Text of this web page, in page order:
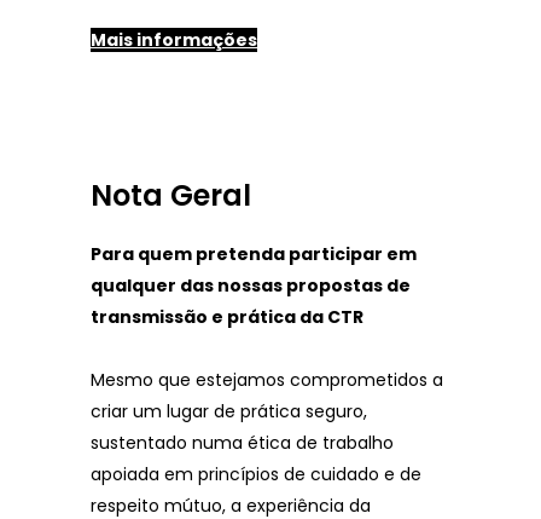
Mais informações
Nota Geral
Para quem pretenda participar em
qualquer das nossas propostas de
transmissão e prática da CTR
Mesmo que estejamos comprometidos a
criar um lugar de prática seguro,
sustentado numa ética de trabalho
apoiada em princípios de cuidado e de
respeito mútuo, a experiência da